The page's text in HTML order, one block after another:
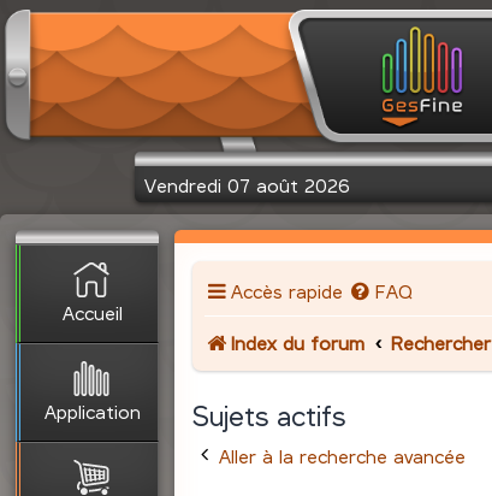
Vendredi 07 août 2026
Accueil
Application
Accès rapide FAQ
Index du forum Rechercher
Sujets actifs
Aller à la recherche avancée